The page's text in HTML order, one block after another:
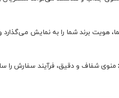
هویت برند شما را به نمایش
منوی شفاف و دقیق، فرآیند سفارش را